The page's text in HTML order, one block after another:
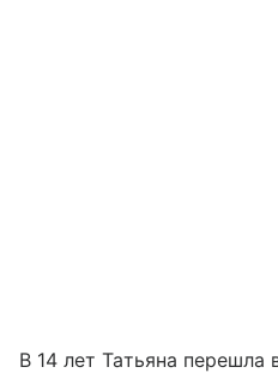
В 14 лет Татьяна перешла